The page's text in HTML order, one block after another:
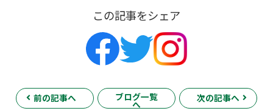
この記事をシェア
前の記事へ ブログ一覧
へ
次の記事へ